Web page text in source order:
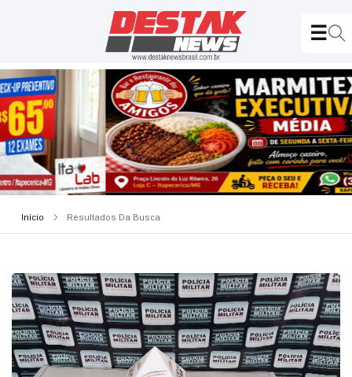
Início Resultados Da Busca